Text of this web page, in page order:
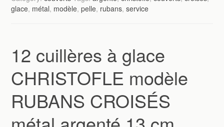
glace, métal, modèle,pelle, rubans,service
12 cuillères à glace
CHRISTOFLE modèle
RUBANS CROISÉS